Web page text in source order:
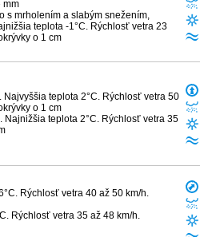
mm
s mrholením a slabým snežením,
teplota -1°C. Rýchlosť vetra 23
o 1 cm
teplota 2°C. Rýchlosť vetra 50
o 1 cm
Najnižšia teplota 2°C. Rýchlosť vetra 35
Rýchlosť vetra 40 až 50 km/h.
Rýchlosť vetra 35 až 48 km/h.